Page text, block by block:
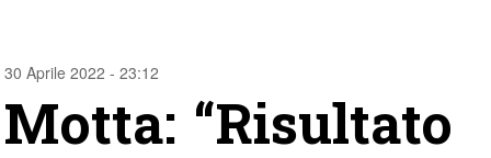
30 Aprile 2022 - 23:12
Motta: “Risultato